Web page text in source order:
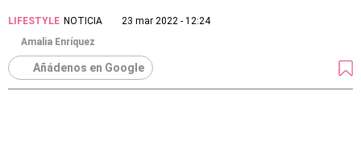
LIFESTYLE NOTICIA
23 mar 2022 - 12:24
Amalia Enríquez
Añádenos en Google